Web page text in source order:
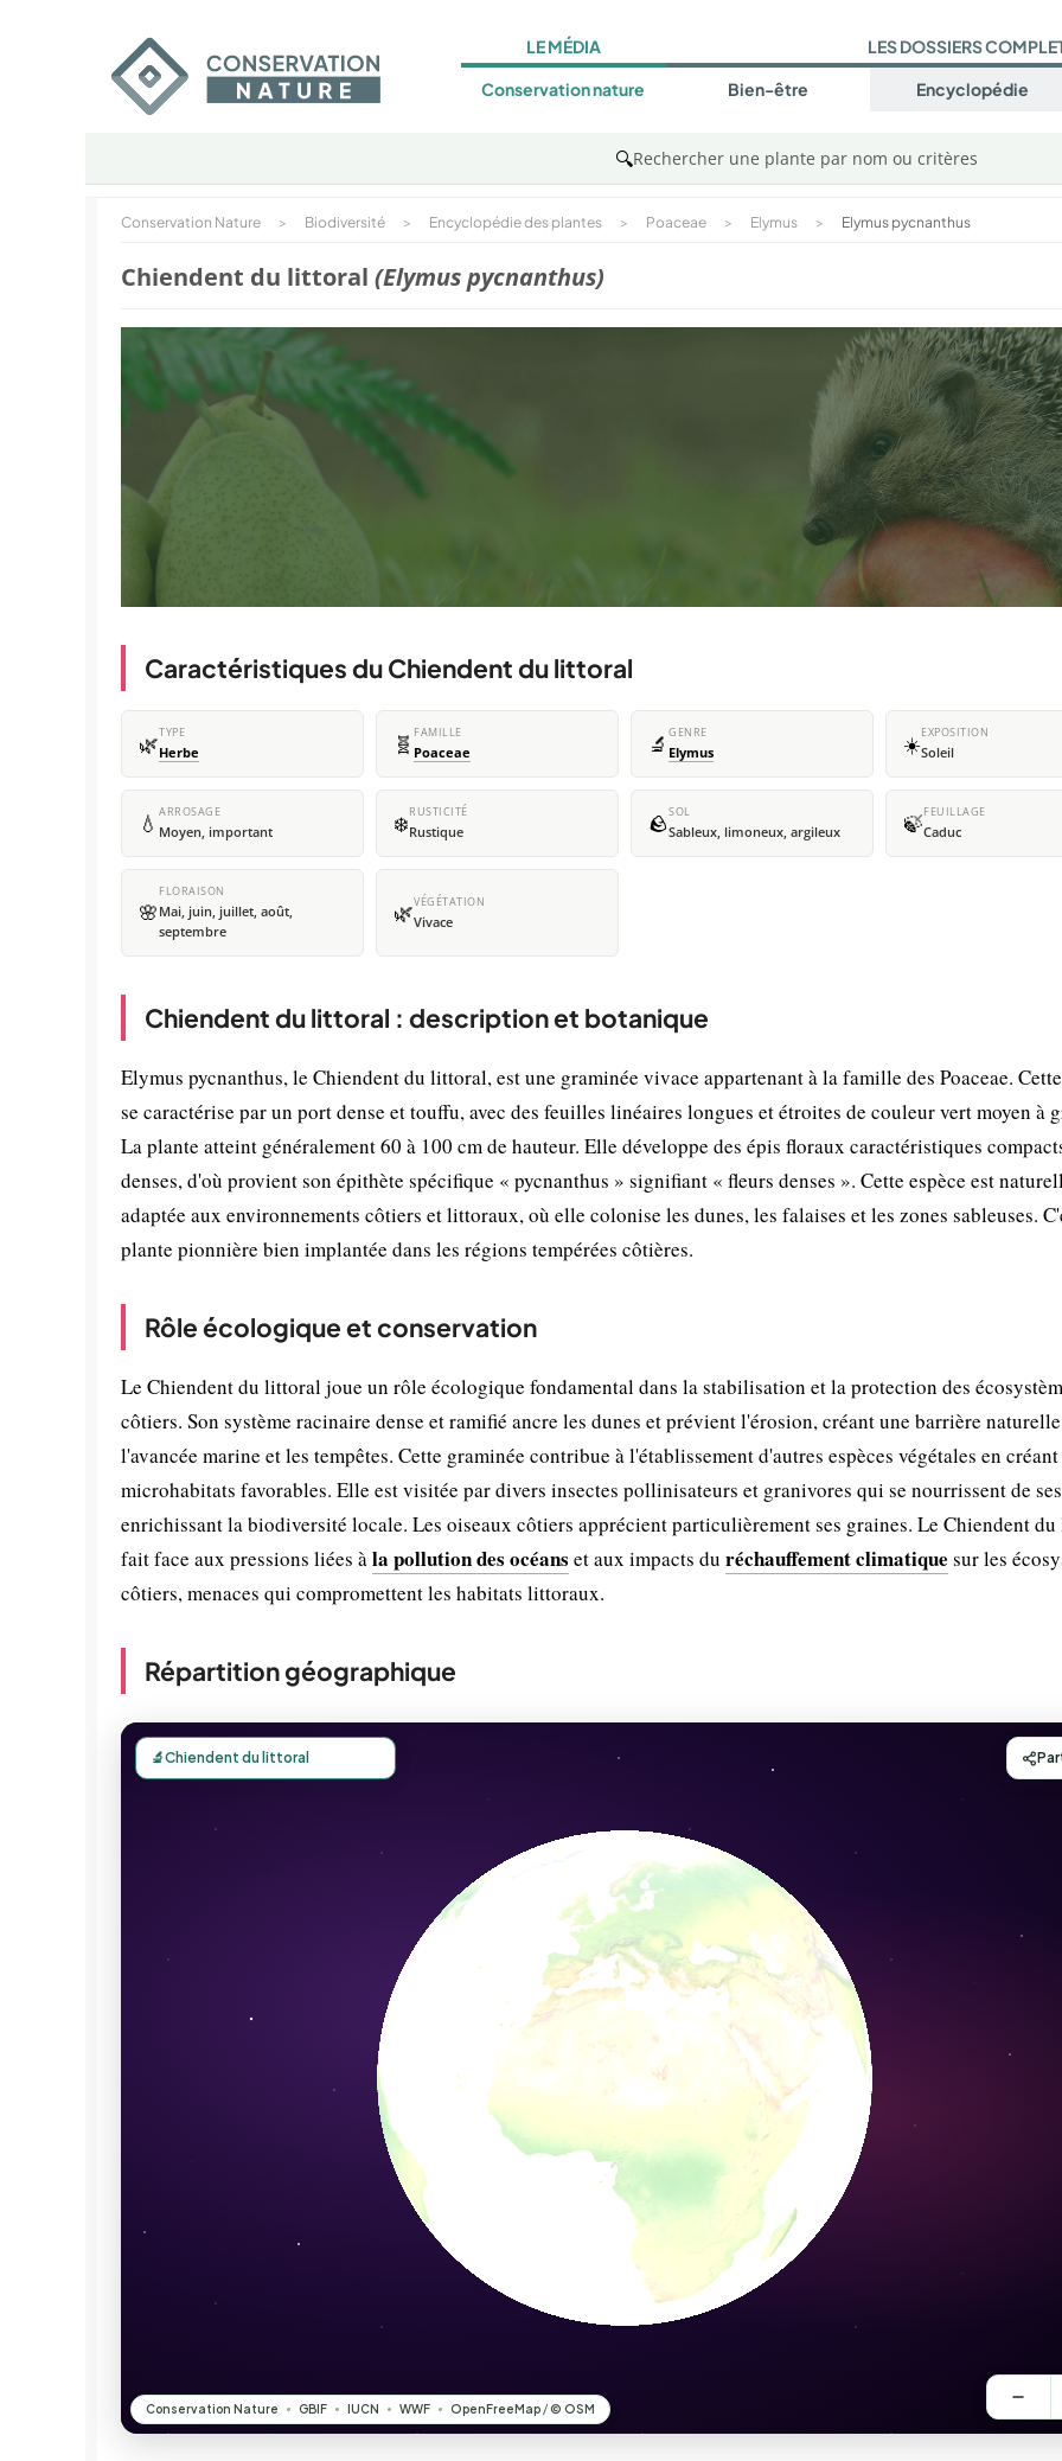
LE MÉDIA
Conservation nature
LES DOSSIERS
Bien-être Encyclopédie
🔍Rechercher une plante par nom ou critères
Conservation Nature > Biodiversité > Encyclopédie des plantes > Poaceae > Elymus > Elymus pycnanthus
Chiendent du littoral (Elymus pycnanthus)
Caractéristiques du Chiendent du littoral
🌿TYPE
Herbe 🧬 FAMILLE
Poaceae 🔬 GENRE
Elymus ☀️EXPOSITION
Soleil
💧 ARROSAGE
Moyen, important ❄️RUSTICITÉ
Rustique 🪨SOL
Sableux, limoneux, argileux 🍃FEUILLAGE
Caduc
🌸
FLORAISON
Mai, juin, juillet, août,
septembre
🌿VÉGÉTATION
Vivace
Chiendent du littoral : description et botanique
Elymus pycnanthus, le Chiendent du littoral, est une graminée vivace appartenant à la famille des Poaceae.
se caractérise par un port dense et touffu, avec des feuilles linéaires longues et étroites de couleur vert moyen à
La plante atteint généralement 60 à 100 cm de hauteur. Elle développe des épis floraux caractéristiques
denses, d'où provient son épithète spécifique « pycnanthus » signifiant « fleurs denses ». Cette espèce est
adaptée aux environnements côtiers et littoraux, où elle colonise les dunes, les falaises et les zones sableuses.
plante pionnière bien implantée dans les régions tempérées côtières.
Rôle écologique et conservation
Le Chiendent du littoral joue un rôle écologique fondamental dans la stabilisation et la protection des
côtiers. Son système racinaire dense et ramifié ancre les dunes et prévient l'érosion, créant une barrière
l'avancée marine et les tempêtes. Cette graminée contribue à l'établissement d'autres espèces végétales en créant
microhabitats favorables. Elle est visitée par divers insectes pollinisateurs et granivores qui se nourrissent de
enrichissant la biodiversité locale. Les oiseaux côtiers apprécient particulièrement ses graines. Le Chiendent
fait face aux pressions liées àla pollution des océans et aux impacts du réchauffement climatique sur les
côtiers, menaces qui compromettent les habitats littoraux.
Répartition géographique